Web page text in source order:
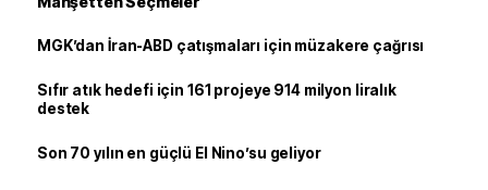
MGK’dan İran-ABD çatışmaları için müzakere çağrısı
Sıfır atık hedefi için 161 projeye 914 milyon liralık
destek
Son 70 yılın en güçlü El Nino’su geliyor